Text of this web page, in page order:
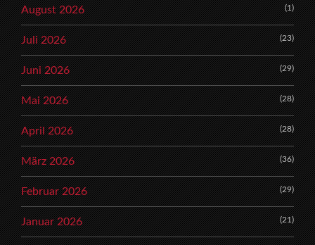
August 2026 (1)
Juli 2026 (23)
Juni 2026 (29)
Mai 2026 (28)
April 2026 (28)
März 2026 (36)
Februar 2026 (29)
Januar 2026 (21)